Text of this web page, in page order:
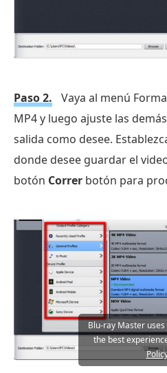
Paso 2.
Vaya al menú
MP4 y luego ajuste las
salida como desee.
donde desee guardar el
botón Correr botón para
Blu-ray Master
the best